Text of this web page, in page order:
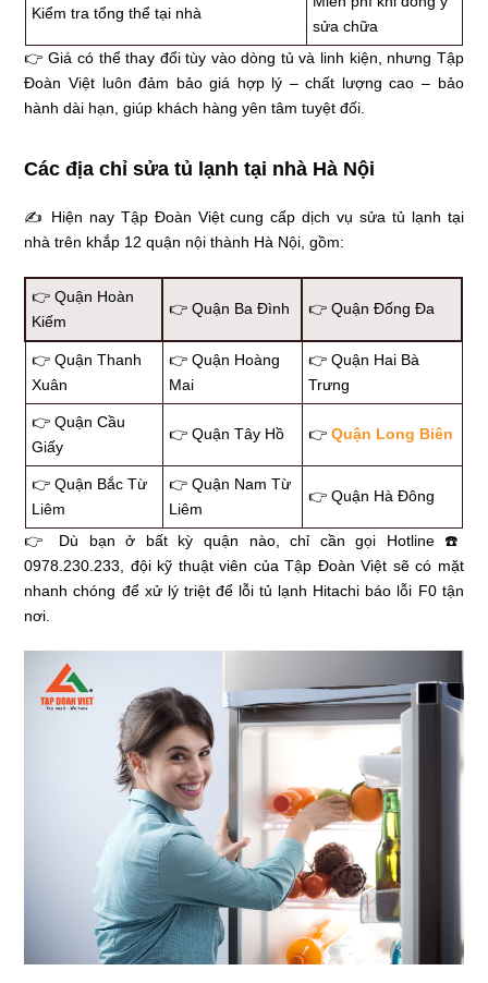
Kiểm tra tổng thể tại nhà
sửa chữa
👉 Giá có thể thay đổi tùy vào dòng tủ và linh kiện, nhưng Tập
Đoàn Việt luôn đảm bảo giá hợp lý – chất lượng cao – bảo
hành dài hạn, giúp khách hàng yên tâm tuyệt đối.
Các địa chỉ sửa tủ lạnh tại nhà Hà Nội
✍ Hiện nay Tập Đoàn Việt cung cấp dịch vụ sửa tủ lạnh tại
nhà trên khắp 12 quận nội thành Hà Nội, gồm:
👉 Quận Hoàn
Kiếm
👉 Quận Ba Đình 👉 Quận Đống Đa
👉 Quận Thanh
Xuân
👉 Quận Hoàng
Mai
👉 Quận Hai Bà
Trưng
👉 Quận Cầu
Giấy
👉 Quận Tây Hồ 👉Quận Long Biên
👉 Quận Bắc Từ
Liêm
👉 Quận Nam Từ
Liêm
👉 Quận Hà Đông
👉 Dù bạn ở bất kỳ quận nào, chỉ cần gọi Hotline ☎️
0978.230.233, đội kỹ thuật viên của Tập Đoàn Việt sẽ có mặt
nhanh chóng để xử lý triệt để lỗi tủ lạnh Hitachi báo lỗi F0 tận
nơi.